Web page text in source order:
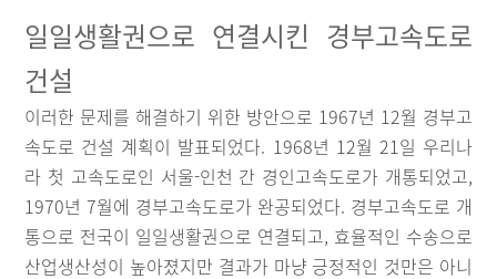
일일생활권으로 연결시킨 경부고속도로
건설
이러한 문제를 해결하기 위한 방안으로 1967년 12월 경부고
속도로 건설 계획이 발표되었다. 1968년 12월 21일 우리나
라 첫 고속도로인 서울-인천 간 경인고속도로가 개통되었고,
1970년 7월에 경부고속도로가 완공되었다. 경부고속도로 개
통으로 전국이 일일생활권으로 연결되고, 효율적인 수송으로
산업생산성이 높아졌지만 결과가 마냥 긍정적인 것만은 아니